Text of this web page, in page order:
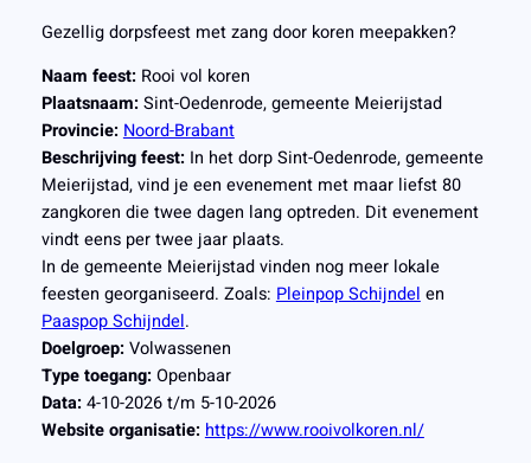
Gezellig dorpsfeest met zang door koren meepakken?
Naam feest: Rooi vol koren
Plaatsnaam: Sint-Oedenrode, gemeente Meierijstad
Provincie: Noord-Brabant
Beschrijving feest: In het dorp Sint-Oedenrode, gemeente
Meierijstad, vind je een evenement met maar liefst 80
zangkoren die twee dagen lang optreden. Dit evenement
vindt eens per twee jaar plaats.
In de gemeente Meierijstad vinden nog meer lokale
feesten georganiseerd. Zoals:Pleinpop Schijndelen
Paaspop Schijndel.
Doelgroep: Volwassenen
Type toegang: Openbaar
Data: 4-10-2026 t/m 5-10-2026
Website organisatie: https://www.rooivolkoren.nl/